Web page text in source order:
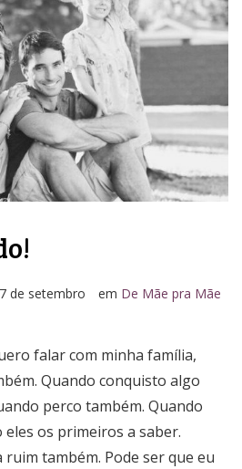
7 de setembro em De Mãe pra Mãe
falar com minha família,
Quando conquisto algo
perco também. Quando
os primeiros a saber.
também. Pode ser que eu